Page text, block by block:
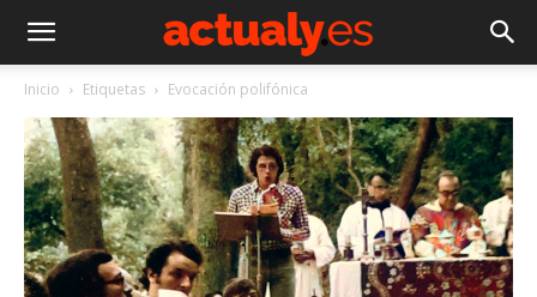
Inicio Etiquetas Evocación polifónica